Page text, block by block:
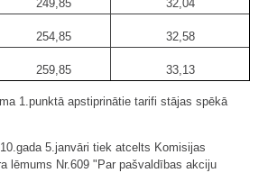
249,85 32,04
254,85 32,58
259,85 33,13
1.punktā apstiprinātie tarifi stājas spēkā
5.janvāri tiek atcelts Komisijas
lēmums Nr.609 "Par pašvaldības akciju